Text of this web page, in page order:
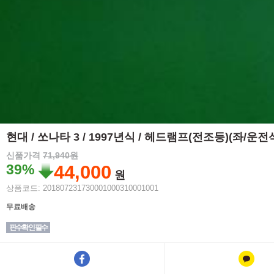
현대 / 쏘나타 3 / 1997년식 / 헤드램프(전조등)(좌/운전
신품가격 71,940원
39% 44,000 원
상품코드: 201807231730001000310001001
무료배송
핀수확인 필수